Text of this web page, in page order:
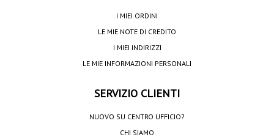
I MIEI ORDINI
LE MIE NOTE DI CREDITO
I MIEI INDIRIZZI
LE MIE INFORMAZIONI PERSONALI
SERVIZIO CLIENTI
NUOVO SU CENTRO UFFICIO?
CHI SIAMO